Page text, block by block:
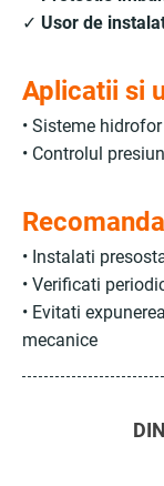
✓ Usor de
Aplicatii si
• Sisteme
• Controlul
• Instalati
• Verificati
• Evitati
mecanice